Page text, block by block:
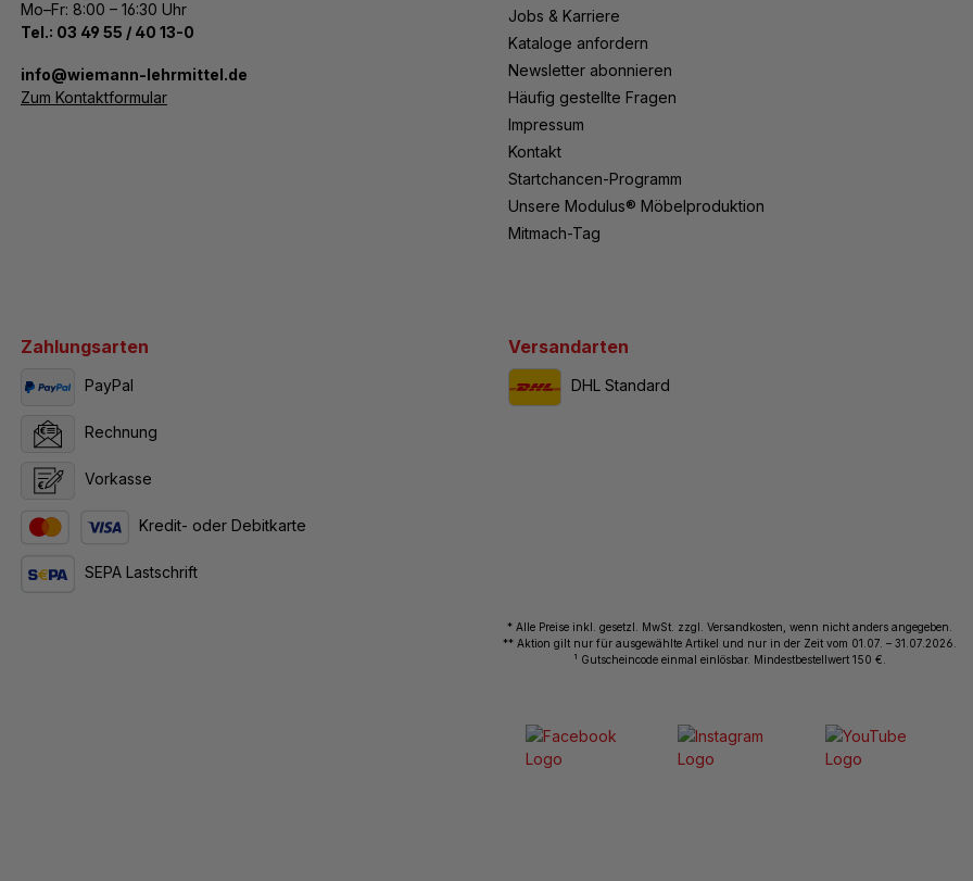
Mo–Fr: 8:00 – 16:30 Uhr
Tel.: 03 49 55 / 40 13-0
­info@wiemann-lehrmittel.de
Zum Kontaktformular
Jobs & Karriere
Kataloge anfordern
Newsletter abonnieren
Häufig gestellte Fragen
Impressum
Kontakt
Startchancen-Programm
Unsere Modulus® Möbelproduktion
Mitmach-Tag
Zahlungsarten
PayPal
Rechnung
Vorkasse
Kredit- oder Debitkarte
SEPA Lastschrift
Versandarten
DHL Standard
* Alle Preise inkl. gesetzl. MwSt. zzgl. Versandkosten, wenn nicht anders angegeben.
** Aktion gilt nur für ausgewählte Artikel und nur in der Zeit vom 01.07. – 31.07.2026.
1 Gutscheincode einmal einlösbar. Mindestbestellwert 150 €.